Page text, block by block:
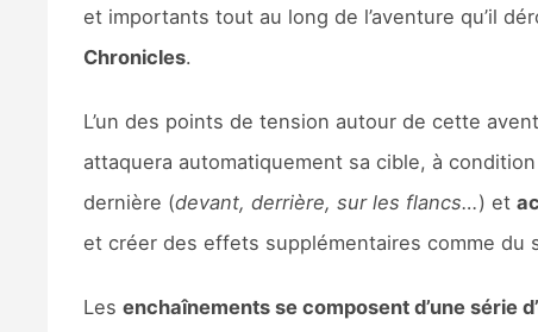
et importants tout au long de l’aventure qu’il
Chronicles.
L’un des points de tension autour de cette
attaquera automatiquement sa cible, à
dernière (devant, derrière, sur les flancs…) et
et créer des effets supplémentaires comme du
Les enchaînements se composent d’une série